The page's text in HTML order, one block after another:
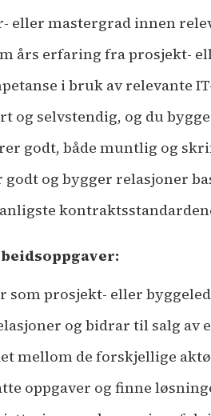
eller mastergrad innen
års erfaring fra prosjekt-
i bruk av relevante
og selvstendig, og du
godt, både muntlig og
godt og bygger relasjoner
som prosjekt- eller
og bidrar til salg av
mellom de forskjellige
oppgaver og finne